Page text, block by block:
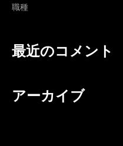
職種
最近のコメント
アーカイブ